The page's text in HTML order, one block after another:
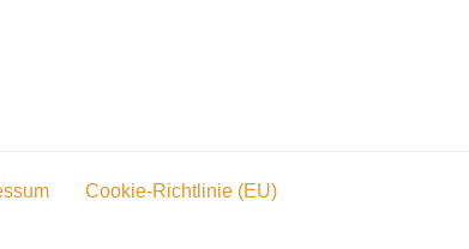
Cookie-Richtlinie (EU)